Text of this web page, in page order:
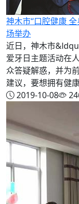
神木市“口腔健康
场举办
近日，神木市
爱牙日主题活动在
众答疑解惑，并为
建议，要想拥有健
2019-10-08